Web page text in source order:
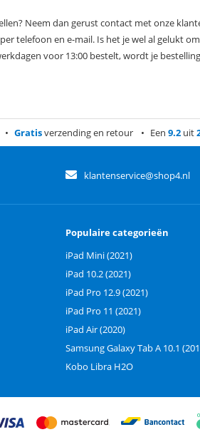
Neem dan gerust contact met onze
telefoon en e-mail. Is het je wel al gelukt
voor 13:00 bestelt, wordt je
Gratisverzending en retour Een 9.2 uit
klantenservice@shop4.nl
Populaire categorieën
iPad Mini (2021)
iPad 10.2 (2021)
iPad Pro 12.9 (2021)
iPad Pro 11 (2021)
iPad Air (2020)
Samsung Galaxy Tab A 10.1
Kobo Libra H2O